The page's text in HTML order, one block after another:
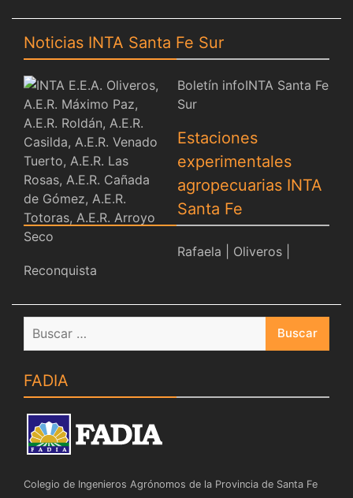
Noticias INTA Santa Fe Sur
Boletín infoINTA Santa Fe
Sur
Estaciones
experimentales
agropecuarias INTA
Santa Fe
Rafaela Oliveros
Reconquista
Buscar:
FADIA
Colegio de Ingenieros Agrónomos de la Provincia de Santa Fe